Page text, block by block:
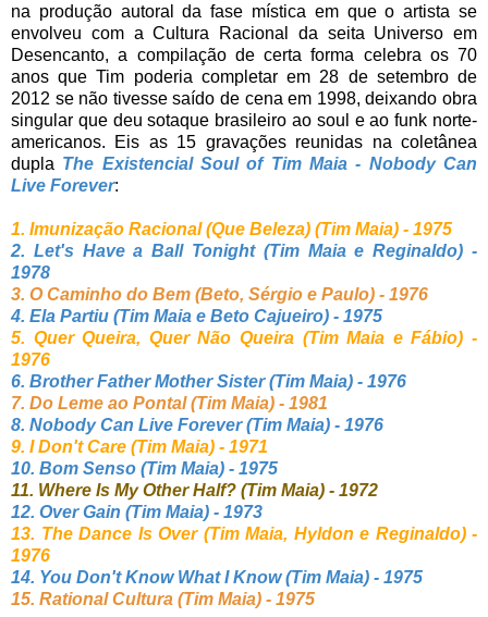
na produção autoral da fase mística em que o artista se
envolveu com a Cultura Racional da seita Universo em
Desencanto, a compilação de certa forma celebra os 70
anos que Tim poderia completar em 28 de setembro de
2012 se não tivesse saído de cena em 1998, deixando obra
singular que deu sotaque brasileiro ao soul e ao funk norte-
americanos. Eis as 15 gravações reunidas na coletânea
dupla The Existencial Soul of Tim Maia - Nobody Can
Live Forever:
1. Imunização Racional (Que Beleza) (Tim Maia) - 1975
2. Let's Have a Ball Tonight (Tim Maia e Reginaldo) -
1978
3. O Caminho do Bem (Beto, Sérgio e Paulo) - 1976
4. Ela Partiu (Tim Maia e Beto Cajueiro) - 1975
5. Quer Queira, Quer Não Queira (Tim Maia e Fábio) -
1976
6. Brother Father Mother Sister (Tim Maia) - 1976
7. Do Leme ao Pontal (Tim Maia) - 1981
8. Nobody Can Live Forever (Tim Maia) - 1976
9. I Don't Care (Tim Maia) - 1971
10. Bom Senso (Tim Maia) - 1975
11. Where Is My Other Half? (Tim Maia) - 1972
12. Over Gain (Tim Maia) - 1973
13. The Dance Is Over (Tim Maia, Hyldon e Reginaldo) -
1976
14. You Don't Know What I Know (Tim Maia) - 1975
15. Rational Cultura (Tim Maia) - 1975